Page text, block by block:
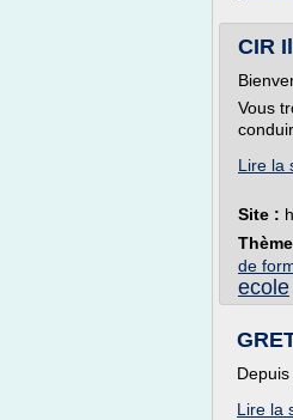
CIR
Vous
Lire la
Site :
de
ecole
Lire la